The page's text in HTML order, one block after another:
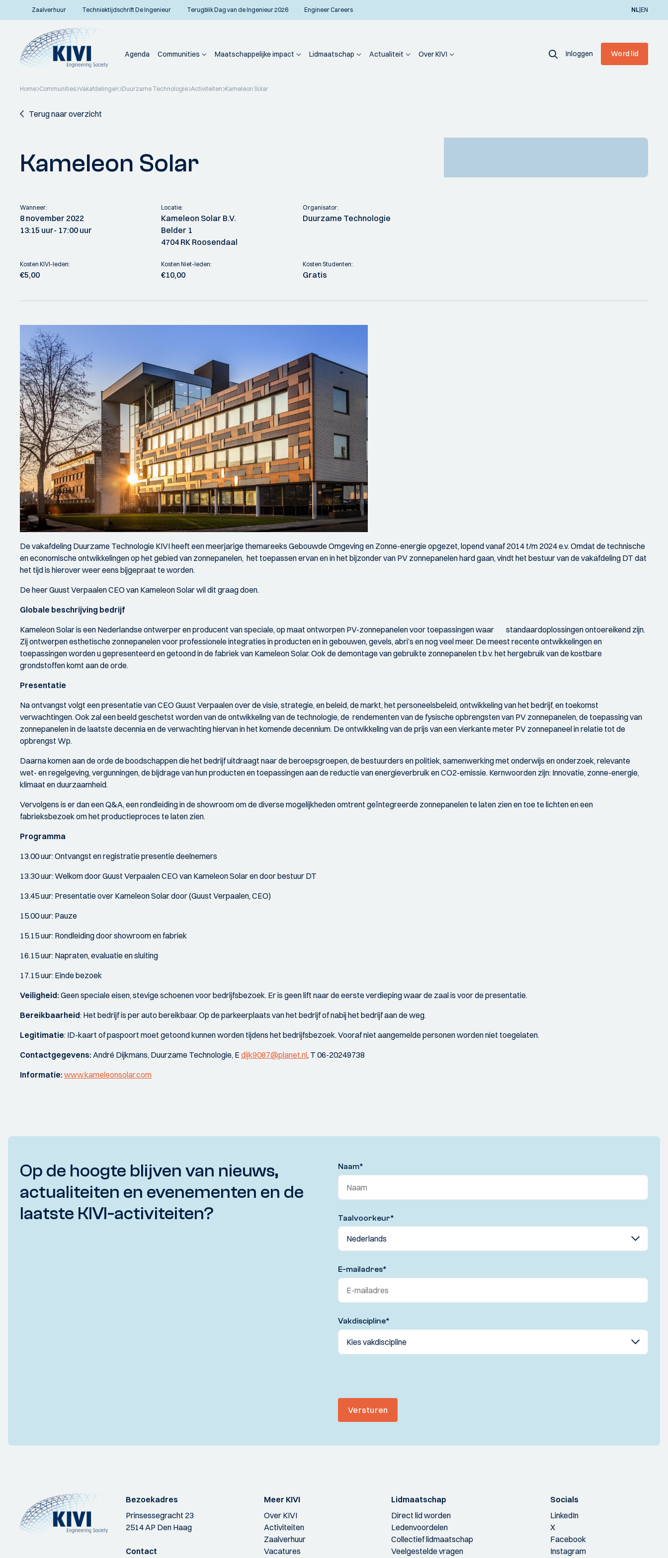
Zaalverhuur Techniektijdschrift De Ingenieur Terugblik Dag van de Ingenieur 2026 Engineer Careers NL|EN
Agenda Communities Maatschappelijke impact Lidmaatschap Actualiteit Over KIVI Inloggen Word lid
Home Communities Vakafdelingen Duurzame Technologie Activiteiten Kameleon Solar
Terug naar overzicht
Kameleon Solar
Wanneer:
8 november 2022
13:15 uur- 17:00 uur
Locatie:
Kameleon Solar B.V.
Belder 1
4704 RK Roosendaal
Organisator:
Duurzame Technologie
Kosten KIVI-leden:
€5,00
Kosten Niet-leden:
€10,00
Kosten Studenten:
Gratis
De vakafdeling Duurzame Technologie KIVI heeft een meerjarige themareeks Gebouwde Omgeving en Zonne-energie opgezet, lopend vanaf 2014 t/m 2024 e.v. Omdat de technische
en economische ontwikkelingen op het gebied van zonnepanelen, het toepassen ervan en in het bijzonder van PV zonnepanelen hard gaan, vindt het bestuur van de vakafdeling DT dat
het tijd is hierover weer eens bijgepraat te worden.
De heer Guust Verpaalen CEO van Kameleon Solar wil dit graag doen.
Globale beschrijving bedrijf
Kameleon Solar is een Nederlandse ontwerper en producent van speciale, op maat ontworpen PV-zonnepanelen voor toepassingen waar standaardoplossingen ontoereikend zijn.
Zij ontwerpen esthetische zonnepanelen voor professionele integraties in producten en in gebouwen, gevels, abri’s en nog veel meer. De meest recente ontwikkelingen en
toepassingen worden u gepresenteerd en getoond in de fabriek van Kameleon Solar. Ook de demontage van gebruikte zonnepanelen t.b.v. het hergebruik van de kostbare
grondstoffen komt aan de orde.
Presentatie
Na ontvangst volgt een presentatie van CEO Guust Verpaalen over de visie, strategie, en beleid, de markt, het personeelsbeleid, ontwikkeling van het bedrijf, en toekomst
verwachtingen. Ook zal een beeld geschetst worden van de ontwikkeling van de technologie, de rendementen van de fysische opbrengsten van PV zonnepanelen, de toepassing van
zonnepanelen in de laatste decennia en de verwachting hiervan in het komende decennium. De ontwikkeling van de prijs van een vierkante meter PV zonnepaneel in relatie tot de
opbrengst Wp.
Daarna komen aan de orde de boodschappen die het bedrijf uitdraagt naar de beroepsgroepen, de bestuurders en politiek, samenwerking met onderwijs en onderzoek, relevante
wet- en regelgeving, vergunningen, de bijdrage van hun producten en toepassingen aan de reductie van energieverbruik en CO2-emissie. Kernwoorden zijn: Innovatie, zonne-energie,
klimaat en duurzaamheid.
Vervolgens is er dan een Q&A, een rondleiding in de showroom om de diverse mogelijkheden omtrent geïntegreerde zonnepanelen te laten zien en toe te lichten en een
fabrieksbezoek om het productieproces te laten zien.
Programma
13.00 uur: Ontvangst en registratie presentie deelnemers
13.30 uur: Welkom door Guust Verpaalen CEO van Kameleon Solar en door bestuur DT
13.45 uur: Presentatie over Kameleon Solar door (Guust Verpaalen, CEO)
15.00 uur: Pauze
15.15 uur: Rondleiding door showroom en fabriek
16.15 uur: Napraten, evaluatie en sluiting
17.15 uur: Einde bezoek
Veiligheid:Geen speciale eisen, stevige schoenen voor bedrijfsbezoek. Er is geen lift naar de eerste verdieping waar de zaal is voor de presentatie.
Bereikbaarheid: Het bedrijf is per auto bereikbaar. Op de parkeerplaats van het bedrijf of nabij het bedrijf aan de weg.
Legitimatie: ID-kaart of paspoort moet getoond kunnen worden tijdens het bedrijfsbezoek. Vooraf niet aangemelde personen worden niet toegelaten.
Contactgegevens:André Dijkmans, Duurzame Technologie, E dijk9087@planet.nl, T 06-20249738
Informatie:www.kameleonsolar.com
Op de hoogte blijven van nieuws,
actualiteiten en evenementen en de
laatste KIVI-activiteiten?
Naam*
Taalvoorkeur*
E-mailadres*
Vakdiscipline*
Versturen
Bezoekadres
Prinsessegracht 23
2514 AP Den Haag
Contact
Meer KIVI
Over KIVI
Activiteiten
Zaalverhuur
Vacatures
Lidmaatschap
Direct lid worden
Ledenvoordelen
Collectief lidmaatschap
Veelgestelde vragen
Socials
LinkedIn
X
Facebook
Instagram